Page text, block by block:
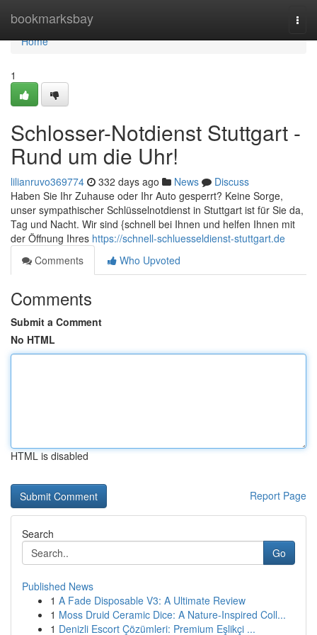
bookmarksbay
Home
Home
1
Schlosser-Notdienst Stuttgart -
Rund um die Uhr!
lilianruvo369774 332 days ago News
Discuss
Haben Sie Ihr Zuhause oder Ihr Auto gesperrt? Keine Sorge,
unser sympathischer Schlüsselnotdienst in Stuttgart ist für Sie da,
Tag und Nacht. Wir sind {schnell bei Ihnen und helfen Ihnen mit
der Öffnung Ihres https://schnell-schluesseldienst-stuttgart.de
Comments
Who Upvoted
Comments
Submit a Comment
No HTML
HTML is disabled
Report Page
Search
Go
Published News
1 A Fade Disposable V3: A Ultimate Review
1 Moss Druid Ceramic Dice: A Nature-Inspired Coll...
1 Denizli Escort Çözümleri: Premium Eşlikçi ...